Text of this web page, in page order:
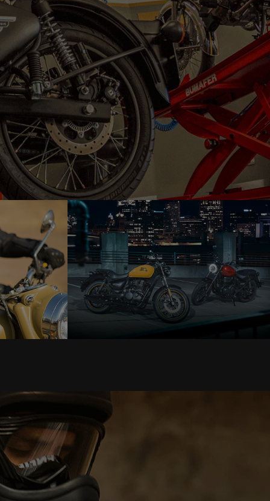
Classic 650
A partir de
R$ 34.490,00